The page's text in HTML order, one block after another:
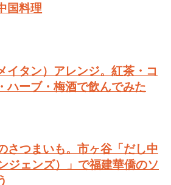
国料理
イタン）アレンジ。紅茶・コ
ハーブ・梅酒で飲んでみた
さつまいも。市ヶ谷「だし中
ジェンズ）」で福建華僑のソ